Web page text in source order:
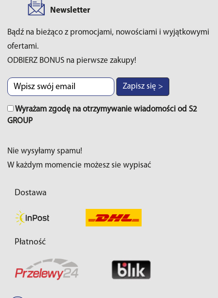
Newsletter
Bądź na bieżąco z promocjami, nowościami i wyjątkowymi
ofertami.
ODBIERZ BONUS na pierwsze zakupy!
Zapisz się >
Wyrażam zgodę na otrzymywanie wiadomości od S2
GROUP
Nie wysyłamy spamu!
W każdym momencie możesz sie wypisać
Dostawa
Płatność